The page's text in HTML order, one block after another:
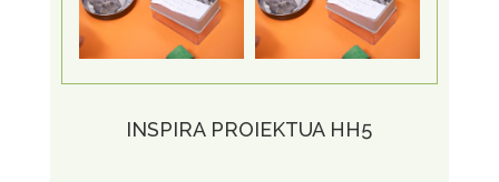
INSPIRA PROIEKTUA HH5